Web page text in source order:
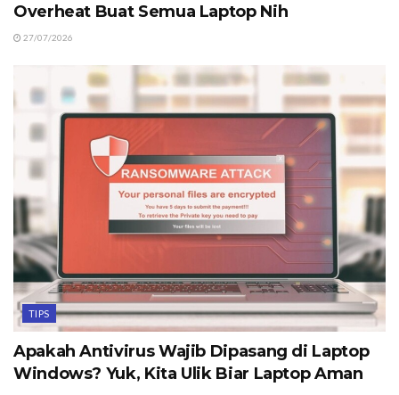
Overheat Buat Semua Laptop Nih
27/07/2026
TIPS
Apakah Antivirus Wajib Dipasang di Laptop
Windows? Yuk, Kita Ulik Biar Laptop Aman